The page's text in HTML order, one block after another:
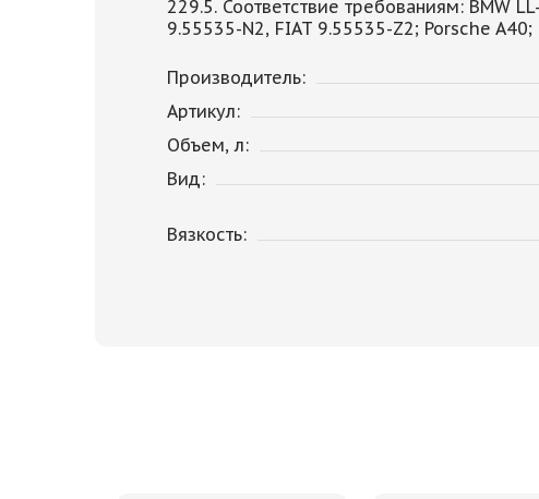
229.5. Соответствие требованиям: BMW
9.55535-N2, FIAT 9.55535-Z2; Porsche
Производитель:
Артикул:
Объем, л:
Вид:
Вязкость: